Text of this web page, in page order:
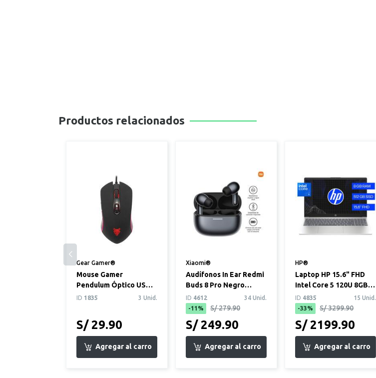
Productos relacionados
Gear Gamer®
Mouse Gamer
Pendulum Óptico USB
Negro
ID 1835 3 Unid.
S/ 29.90
Xiaomi®
Audífonos In Ear Redmi
Buds 8 Pro Negro
Obsidiana
ID 4612
34 Unid.
-11%
S/ 279.90
S/ 249.90
HP®
Laptop HP 15.6" FHD
Intel Core 5 120U 8GB
512GB SSD Windows 11
Plata (15...
ID 4835
15 Unid.
-33%
S/ 3299.90
S/ 2199.90